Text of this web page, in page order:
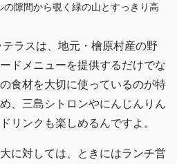
隙間から覗く緑の山とすっきり高
ラスは、地元・檜原村産の野
ドメニューを提供するだけでな
食材を大切に使っているのが特
、三島シトロンやにんじんりん
リンクも楽しめるんですよ。
に対しては、ときにはランチ営